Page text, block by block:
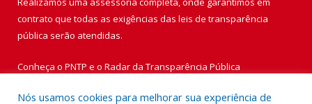
contrato que todas as exigências das leis de transparência
pública serão atendidas.
Conheça o PNTP e o Radar da Transparência Pública
Nós usamos cookies para melhorar sua experiência de